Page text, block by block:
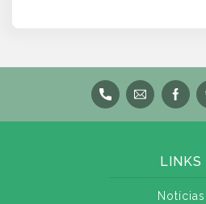
LINKS
Notícias